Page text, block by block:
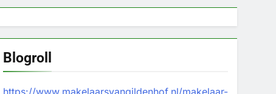
Blogroll
https://www.makelaarsvangildenhof.nl/makelaar-